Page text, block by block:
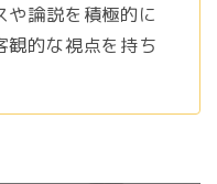
や論説を積極的に
観的な視点を持ち